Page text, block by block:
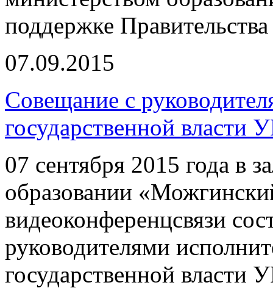
поддержке
07.09.2015
Совещание с
государственной власти
07 сентября 2015 года в
образовании
видеоконференцсвязи
руководителями
государственной власти